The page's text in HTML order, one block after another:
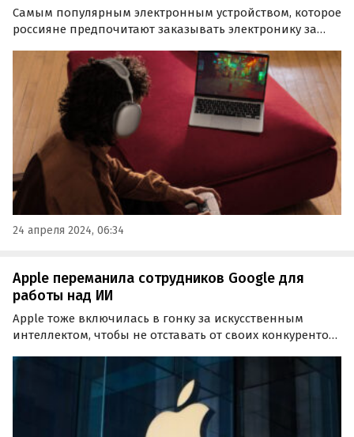
Самым популярным электронным устройством, которое
россияне предпочитают заказывать электронику за
этом свидетельствуют данные исследования
CDEK.Shopping.
24 апреля 2024, 06:34
Apple переманила сотрудников Google для
работы над ИИ
Apple тоже включилась в гонку за искусственным
интеллектом, чтобы не отставать от своих конкурентов,
команду для работы над проектами в области ИИ,
которая по большей части состоит из бывших…